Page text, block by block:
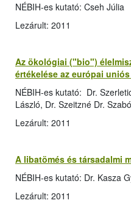
NÉBIH-es kutató: Cseh Júlia
Lezárult: 2011
Az ökológiai ("bio")
értékelése az európai
NÉBIH-es kutató: Dr.
László, Dr. Szeitzné Dr.
Lezárult: 2011
A libatömés és társadalmi
NÉBIH-es kutató: Dr. Kasza
Lezárult: 2011